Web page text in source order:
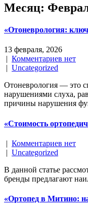
Месяц:
«Отоневрология:
13 февраля, 2026
| Комментариев нет
| Uncategorized
Отоневрология — это
нарушениями слуха,
причины нарушения
«Стоимость
| Комментариев нет
| Uncategorized
В данной статье
бренды предлагают
«Ортопед в Митино: